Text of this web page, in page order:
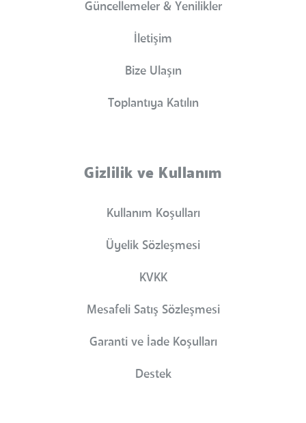
Güncellemeler & Yenilikler
İletişim
Bize Ulaşın
Toplantıya Katılın
Gizlilik ve Kullanım
Kullanım Koşulları
Üyelik Sözleşmesi
KVKK
Mesafeli Satış Sözleşmesi
Garanti ve İade Koşulları
Destek